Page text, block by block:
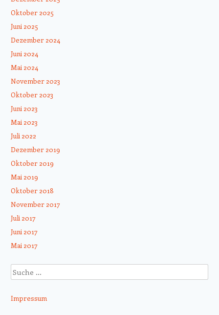
Oktober 2025
Juni 2025
Dezember 2024
Juni 2024
Mai 2024
November 2023
Oktober 2023
Juni 2023
Mai 2023
Juli 2022
Dezember 2019
Oktober 2019
Mai 2019
Oktober 2018
November 2017
Juli 2017
Juni 2017
Mai 2017
Suche
Impressum